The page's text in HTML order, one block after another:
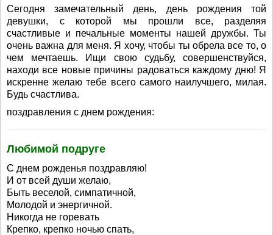
Сегодня замечательный день, день рождения той
девушки, с которой мы прошли все, разделяя
счастливые и печальные моменты нашей дружбы. Ты
очень важна для меня. Я хочу, чтобы ты обрела все то, о
чем мечтаешь. Ищи свою судьбу, совершенствуйся,
находи все новые причины радоваться каждому дню! Я
искренне желаю тебе всего самого наилучшего, милая.
Будь счастлива.
поздравления с днем рождения:
Любимой подруге
С днем рожденья поздравляю!
И от всей души желаю,
Быть веселой, симпатичной,
Молодой и энергичной.
Никогда не горевать
Крепко, крепко ночью спать,